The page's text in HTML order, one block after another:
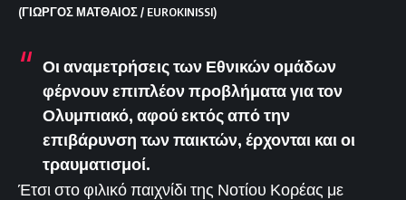
(ΓΙΩΡΓΟΣ ΜΑΤΘΑΙΟΣ / EUROKINISSI)
Οι αναμετρήσεις των Εθνικών ομάδων
φέρνουν επιπλέον προβλήματα για τον
Ολυμπιακό, αφού εκτός από την
επιβάρυνση των παικτών, έρχονται και οι
τραυματισμοί.
Έτσι στο φιλικό παιχνίδι της Νοτίου Κορέας με